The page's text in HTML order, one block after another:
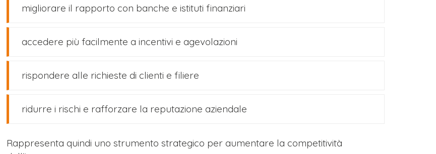
migliorare il rapporto con banche e istituti finanziari
accedere più facilmente a incentivi e agevolazioni
rispondere alle richieste di clienti e filiere
ridurre i rischi e rafforzare la reputazione aziendale
Rappresenta quindi uno strumento strategico per aumentare la competitività